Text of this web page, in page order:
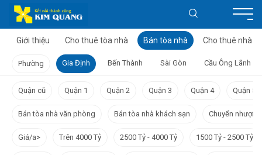
Giới thiệu Cho thuê tòa nhà Bán tòa nhà Cho thuê nhà
Phường Gia Định Bến Thành Sài Gòn Cầu Ông Lãnh
Quận cũ Quận 1 Quận 2 Quận 3 Quận 4 Quận 5
Bán tòa nhà văn phòng Bán tòa nhà khách sạn Chuyển
Giá/a> Trên 4000 Tỷ 2500 Tỷ - 4000 Tỷ 1500 Tỷ - 2500 Tỷ